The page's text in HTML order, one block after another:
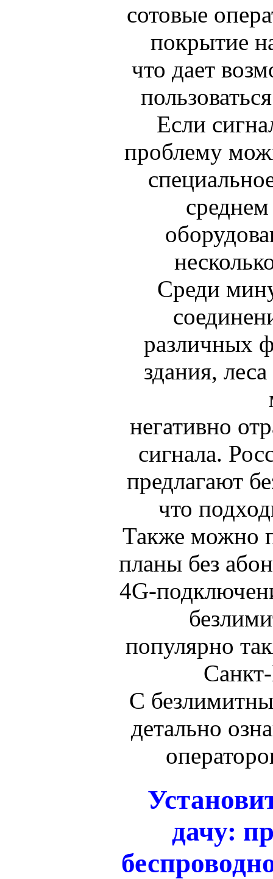
сотовые
покрытие
что дает
Если
проблему
Среди
различных
здания,
негативно
сигнала.
предлагают
что
Также можно
планы без
4G-
популярно
С
детально
дачу: